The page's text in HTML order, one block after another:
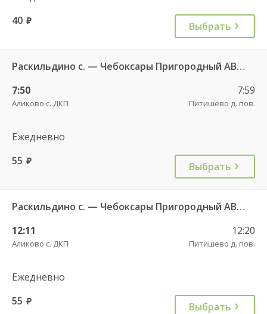
40 руб. Выбрать
Раскильдино с. — Чебоксары Пригородный АВ ч/з Орбаши д. 728
7:50
Аликово с. ДКП
7:59
Питишево д. пов.
Ежедневно
55 руб. Выбрать
Раскильдино с. — Чебоксары Пригородный АВ ч/з Орбаши д. 728
12:11
Аликово с. ДКП
12:20
Питишево д. пов.
Ежедневно
55 руб. Выбрать